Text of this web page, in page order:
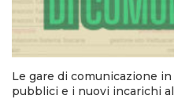
Le gare di comunicazione
pubblici e i nuovi incarichi